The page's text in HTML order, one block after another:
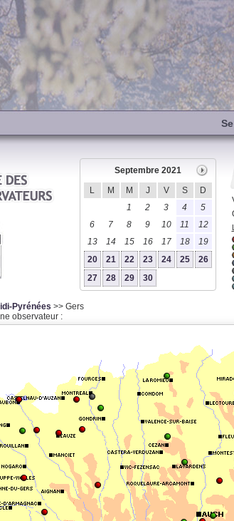
Septembre 2021
L
M M J V S
D
1
2 3 4
5
6
7 8 9 10 11
12
13
14 15 16 17 18
19
20
21 22 23 24 25
26
27
28 29 30
Pyrénées >> Gers
observateur :